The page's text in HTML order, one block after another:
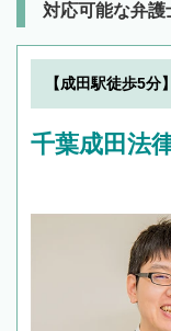
対応可能な弁護
【成田駅徒歩5
千葉成田法